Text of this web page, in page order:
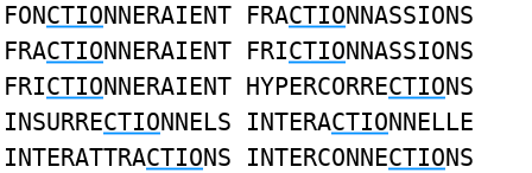
FONCTIONNERAIENT FRACTIONNASSIONS
FRACTIONNERAIENT FRICTIONNASSIONS
FRICTIONNERAIENT HYPERCORRECTIONS
INSURRECTIONNELS INTERACTIONNELLE
INTERATTRACTIONS INTERCONNECTIONS